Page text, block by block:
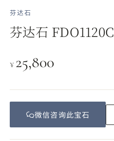
芬达石
芬达石 FDO1120C
¥25,800
微信咨询此宝石